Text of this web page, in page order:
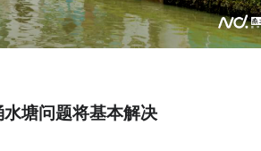
塘问题将基本解决